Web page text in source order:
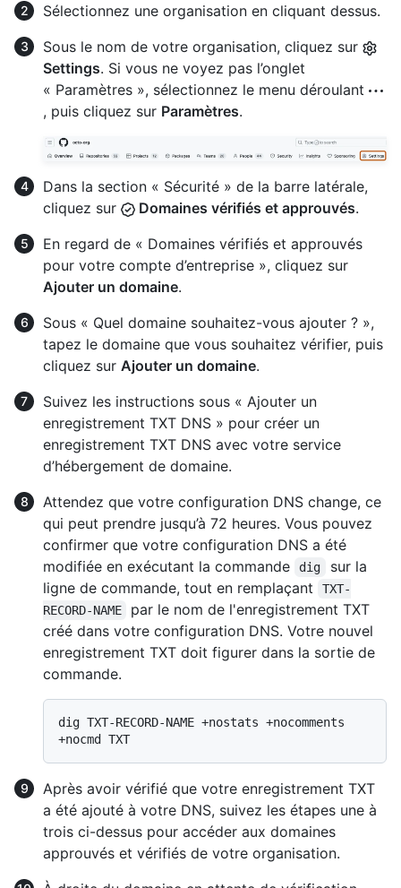
Sélectionnez une organisation en cliquant dessus.
Sous le nom de votre organisation, cliquez sur
Settings. Si vous ne voyez pas l’onglet
« Paramètres », sélectionnez le menu déroulant
, puis cliquez sur Paramètres.
Dans la section « Sécurité » de la barre latérale,
cliquez sur
Domaines vérifiés et approuvés.
En regard de « Domaines vérifiés et approuvés
pour votre compte d’entreprise », cliquez sur
Ajouter un domaine.
Sous « Quel domaine souhaitez-vous ajouter ? »,
tapez le domaine que vous souhaitez vérifier, puis
cliquez sur Ajouter un domaine.
Suivez les instructions sous « Ajouter un
enregistrement TXT DNS » pour créer un
enregistrement TXT DNS avec votre service
d’hébergement de domaine.
Attendez que votre configuration DNS change, ce
qui peut prendre jusqu’à 72 heures. Vous pouvez
confirmer que votre configuration DNS a été
modifiée en exécutant la commande
dig
sur la
ligne de commande, tout en remplaçant
TXT-
RECORD-NAME
par le nom de l'enregistrement TXT
créé dans votre configuration DNS. Votre nouvel
enregistrement TXT doit figurer dans la sortie de
commande.
dig TXT-RECORD-NAME +nostats +nocomments
Après avoir vérifié que votre enregistrement TXT
a été ajouté à votre DNS, suivez les étapes une à
trois ci-dessus pour accéder aux domaines
approuvés et vérifiés de votre organisation.